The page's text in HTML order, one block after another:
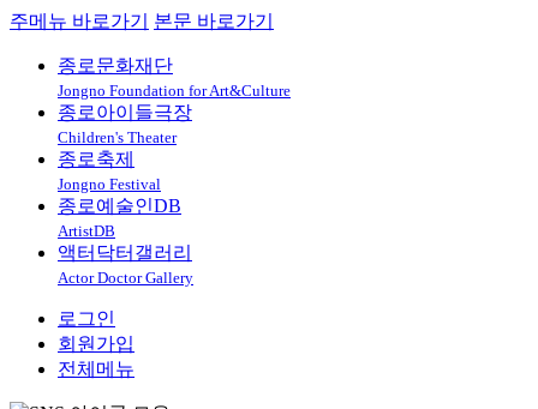
주메뉴 바로가기 본문 바로가기
종로문화재단
Jongno Foundation for Art&Culture
종로아이들극장
Children's Theater
종로축제
Jongno Festival
종로예술인DB
ArtistDB
액터닥터갤러리
Actor Doctor Gallery
로그인
회원가입
전체메뉴